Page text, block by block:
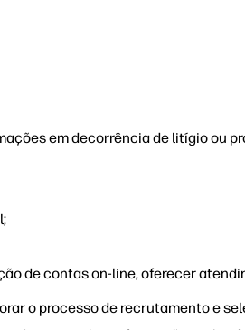
em decorrência de litígio ou
de contas on-line, oferecer
o processo de recrutamento e